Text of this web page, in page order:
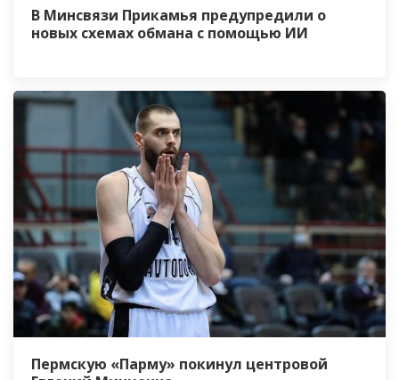
В Минсвязи Прикамья предупредили о
новых схемах обмана с помощью ИИ
Пермскую «Парму» покинул центровой